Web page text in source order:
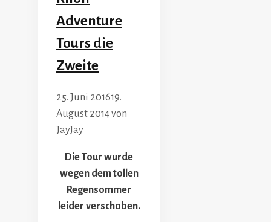
Adventure
Tours die
Zweite
25. Juni 201619.
August 2014von
JayJay
Die Tour wurde
wegen dem tollen
Regensommer
leider verschoben.